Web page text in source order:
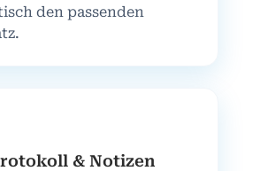
den passenden
& Notizen